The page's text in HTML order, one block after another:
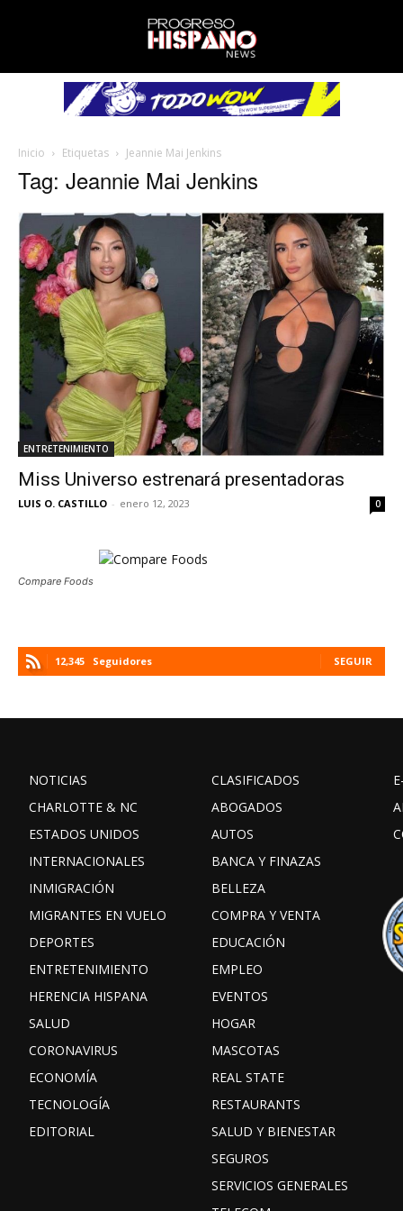
Inicio Etiquetas Jeannie Mai Jenkins
Tag: Jeannie Mai Jenkins
ENTRETENIMIENTO
Miss Universo estrenará presentadoras
LUIS O. CASTILLO - enero 12, 2023 0
Compare Foods
12,345 Seguidores SEGUIR
NOTICIAS
CHARLOTTE & NC
ESTADOS UNIDOS
INTERNACIONALES
INMIGRACIÓN
MIGRANTES EN VUELO
DEPORTES
ENTRETENIMIENTO
HERENCIA HISPANA
SALUD
CORONAVIRUS
ECONOMÍA
TECNOLOGÍA
EDITORIAL
CLASIFICADOS
ABOGADOS
AUTOS
BANCA Y FINAZAS
BELLEZA
COMPRA Y VENTA
EDUCACIÓN
EMPLEO
EVENTOS
HOGAR
MASCOTAS
REAL STATE
RESTAURANTS
SALUD Y BIENESTAR
SEGUROS
SERVICIOS GENERALES